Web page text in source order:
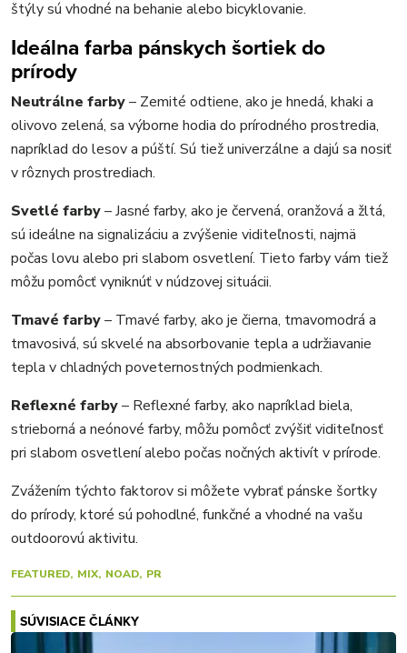
štýly sú vhodné na behanie alebo bicyklovanie.
Ideálna farba pánskych šortiek do
prírody
Neutrálne farby– Zemité odtiene, ako je hnedá, khaki a
olivovo zelená, sa výborne hodia do prírodného prostredia,
napríklad do lesov a púští. Sú tiež univerzálne a dajú sa nosiť
v rôznych prostrediach.
Svetlé farby– Jasné farby, ako je červená, oranžová a žltá,
sú ideálne na signalizáciu a zvýšenie viditeľnosti, najmä
počas lovu alebo pri slabom osvetlení. Tieto farby vám tiež
môžu pomôcť vyniknúť v núdzovej situácii.
Tmavé farby– Tmavé farby, ako je čierna, tmavomodrá a
tmavosivá, sú skvelé na absorbovanie tepla a udržiavanie
tepla v chladných poveternostných podmienkach.
Reflexné farby– Reflexné farby, ako napríklad biela,
strieborná a neónové farby, môžu pomôcť zvýšiť viditeľnosť
pri slabom osvetlení alebo počas nočných aktivít v prírode.
Zvážením týchto faktorov si môžete vybrať pánske šortky
do prírody, ktoré sú pohodlné, funkčné a vhodné na vašu
outdoorovú aktivitu.
FEATURED MIX NOAD PR
SÚVISIACE ČLÁNKY